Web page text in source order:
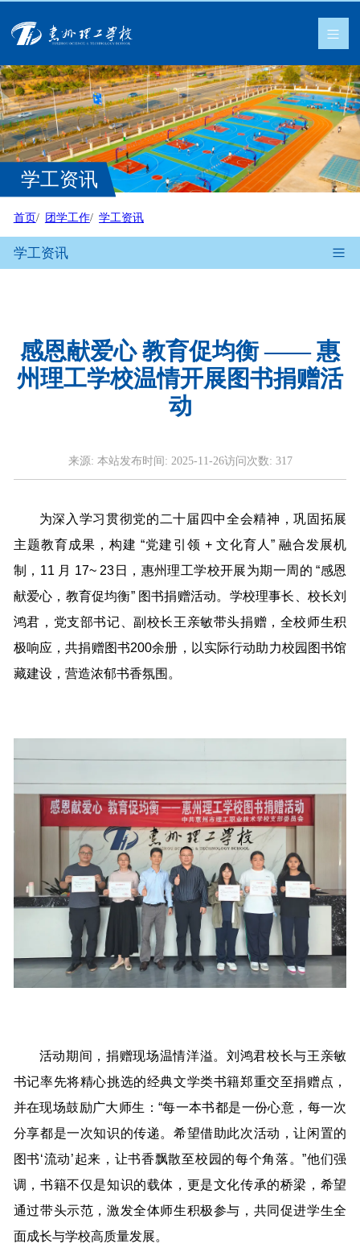
学工资讯
首页 团学工作 学工资讯
学工资讯
感恩献爱心 教育促均衡 —— 惠
州理工学校温情开展图书捐赠活
动
来源: 本站发布时间: 2025-11-26访问次数: 317
为深入学习贯彻党的二十届四中全会精神，巩固拓展
主题教育成果，构建 “党建引领 + 文化育人” 融合发展机
制，11 月 17~ 23日，惠州理工学校开展为期一周的 “感恩
献爱心，教育促均衡” 图书捐赠活动。学校理事长、校长刘
鸿君，党支部书记、副校长王亲敏带头捐赠，全校师生积
极响应，共捐赠图书200余册，以实际行动助力校园图书馆
藏建设，营造浓郁书香氛围。
活动期间，捐赠现场温情洋溢。刘鸿君校长与王亲敏
书记率先将精心挑选的经典文学类书籍郑重交至捐赠点，
并在现场鼓励广大师生：“每一本书都是一份心意，每一次
分享都是一次知识的传递。希望借助此次活动，让闲置的
图书‘流动’起来，让书香飘散至校园的每个角落。”他们强
调，书籍不仅是知识的载体，更是文化传承的桥梁，希望
通过带头示范，激发全体师生积极参与，共同促进学生全
面成长与学校高质量发展。